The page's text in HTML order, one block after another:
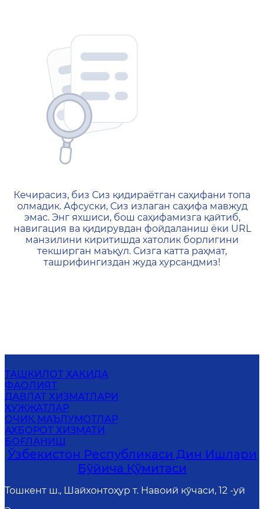
404 — Страница не
Кечирасиз, биз Сиз қидираётган саҳифани топа
олмадик. Афсуски, Сиз излаган саҳифа мавжуд
эмас. Энг яхшиси, бош саҳифамизга қайтиб,
навигация ва қидирувдан фойдаланиш ёки URL
манзилини киритишда хатолик борлигини
текширган маъқул. Сизга катта раҳмат,
ташрифингиздан жуда хурсандмиз!
ТАШКИЛОТ ҲАҚИДА
ФАОЛИЯТ
ДАВЛАТ ХИЗМАТЛАРИ
ҲУЖЖАТЛАР
ОЧИҚ МАЪЛУМОТЛАР
АХБОРОТ ХИЗМАТИ
БОҒЛАНИШ
Ўзбекистон Республикаси Дин Ишлари
Бўйича Қўмитаси
Тошкент ш., Шайхонтоҳур т. Навоий кўчаси, 12 -уй